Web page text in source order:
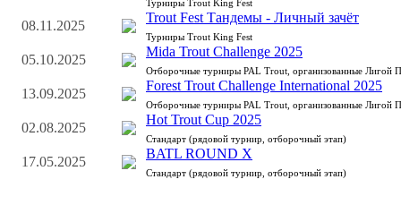
Турниры Trout King Fest
08.11.2025
Trout Fest Тандемы - Личный зачёт
Турниры Trout King Fest
05.10.2025
Mida Trout Challenge 2025
Отборочные турниры PAL Trout, организованные Лигой
13.09.2025
Forest Trout Challenge International 2025
Отборочные турниры PAL Trout, организованные Лигой
02.08.2025
Hot Trout Cup 2025
Стандарт (рядовой турнир, отборочный этап)
17.05.2025
BATL ROUND X
Стандарт (рядовой турнир, отборочный этап)